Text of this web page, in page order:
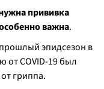
прививка
важна.
эпидсезон в
от COVID-19 был
гриппа.